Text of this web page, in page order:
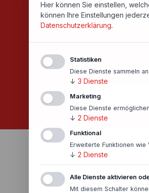
Sichern Sie
Wir
Günstige Zinsen sichern
Finanzierung
Hier können Sie einstellen,
können Ihre Einstellungen
Datenschutzerklärung.
Statistiken
Diese Dienste sammeln
↓ 3 Dienste
Marketing
Diese Dienste
↓ 2 Dienste
Funktional
Erweiterte Funktionen wie
↓ 2 Dienste
Alle Dienste aktivieren
Mit diesem Schalter